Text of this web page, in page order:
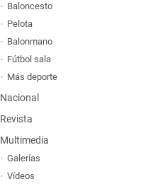
Baloncesto
Pelota
Balonmano
Fútbol sala
Más deporte
Nacional
Revista
Multimedia
Galerías
Vídeos